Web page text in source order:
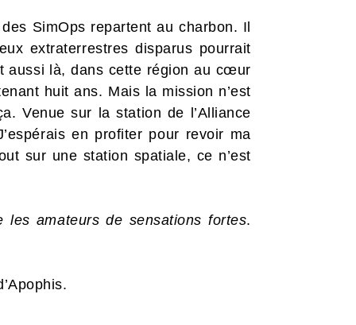
SimOps repartent au charbon. Il
extraterrestres disparus pourrait
aussi là, dans cette région au cœur
huit ans. Mais la mission n’est
Venue sur la station de l’Alliance
en profiter pour revoir ma
sur une station spatiale, ce n’est
amateurs de sensations fortes.